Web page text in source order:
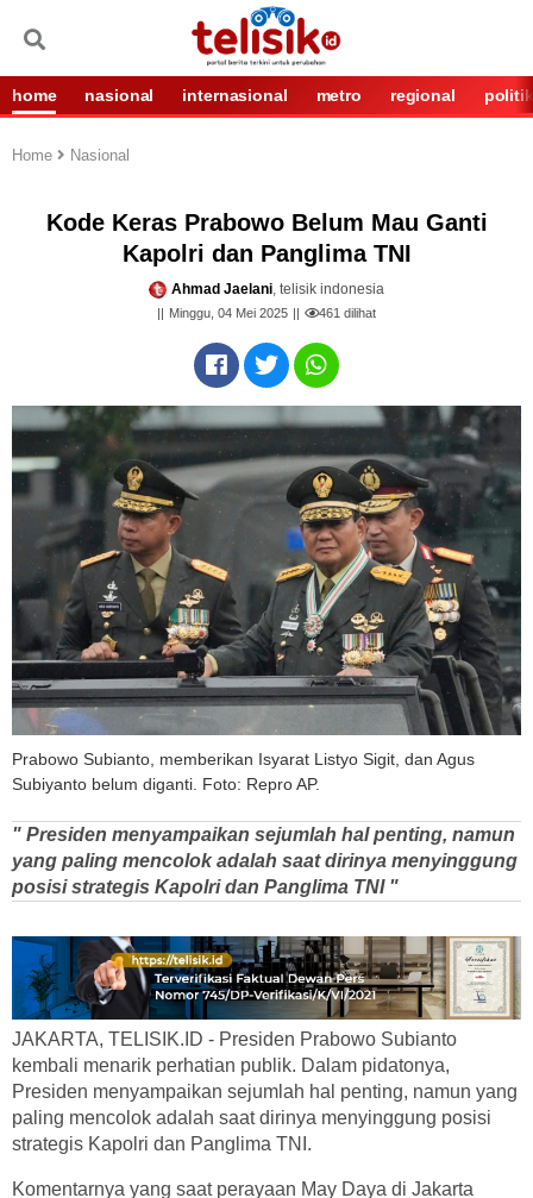
home nasional internasional metro regional politik
Home Nasional
Kode Keras Prabowo Belum Mau Ganti
Kapolri dan Panglima TNI
Ahmad Jaelani, telisik indonesia
Minggu, 04 Mei 2025 461 dilihat
Prabowo Subianto, memberikan Isyarat Listyo Sigit, dan Agus
Subiyanto belum diganti. Foto: Repro AP.
" Presiden menyampaikan sejumlah hal penting, namun
yang paling mencolok adalah saat dirinya menyinggung
posisi strategis Kapolri dan Panglima TNI "
JAKARTA, TELISIK.ID - Presiden Prabowo Subianto
kembali menarik perhatian publik. Dalam pidatonya,
Presiden menyampaikan sejumlah hal penting, namun yang
paling mencolok adalah saat dirinya menyinggung posisi
strategis Kapolri dan Panglima TNI.
Komentarnya yang saat perayaan May Daya di Jakarta